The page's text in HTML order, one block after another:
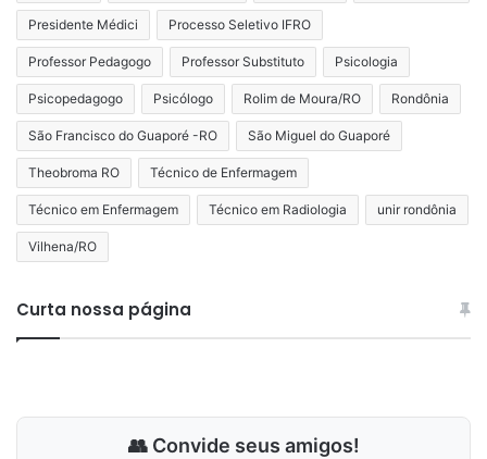
Presidente Médici Processo Seletivo IFRO
Professor Pedagogo Professor Substituto Psicologia
Psicopedagogo Psicólogo Rolim de Moura/RO Rondônia
São Francisco do Guaporé -RO São Miguel do Guaporé
Theobroma RO Técnico de Enfermagem
Técnico em Enfermagem Técnico em Radiologia unir rondônia
Vilhena/RO
Curta nossa página
👥 Convide seus amigos!